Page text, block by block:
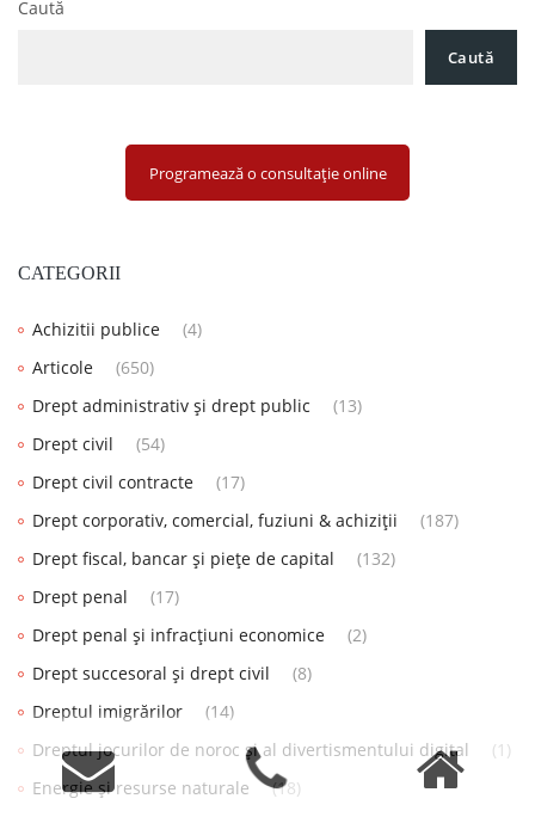
Caută
Caută
Programează o consultație online
CATEGORII
Achizitii publice
(4)
Articole
(650)
Drept administrativ și drept public
(13)
Drept civil
(54)
Drept civil contracte
(17)
Drept corporativ, comercial, fuziuni & achiziții
(187)
Drept fiscal, bancar și piețe de capital
(132)
Drept penal
(17)
Drept penal și infracțiuni economice
(2)
Drept succesoral și drept civil
(8)
Dreptul imigrărilor
(14)
Dreptul jocurilor de noroc și al divertismentului digital
(1)
Energie și resurse naturale
(18)